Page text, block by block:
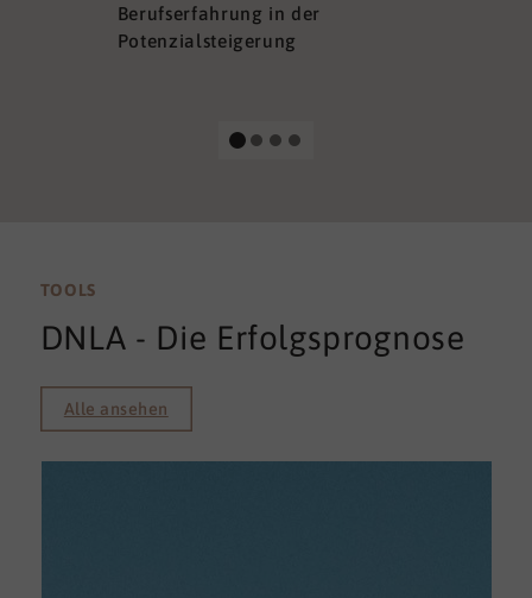
Berufserfahrung in der
Potenzialsteigerung
TOOLS
DNLA - Die Erfolgsprognose
Alle ansehen